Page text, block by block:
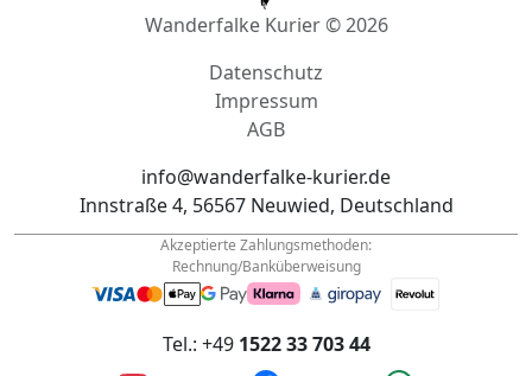
Datenschutz
AGB
info@wanderfalke-kurier.de
Akzeptierte Zahlungsmethoden:
Rechnung/Banküberweisung
Tel.: +491522 33 703 44